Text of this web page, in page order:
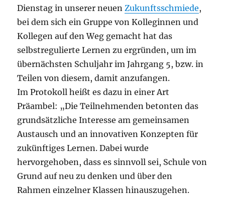
Dienstag in unserer neuen Zukunftsschmiede,
bei dem sich ein Gruppe von Kolleginnen und
Kollegen auf den Weg gemacht hat das
selbstregulierte Lernen zu ergründen, um im
übernächsten Schuljahr im Jahrgang 5, bzw. in
Teilen von diesem, damit anzufangen.
Im Protokoll heißt es dazu in einer Art
Präambel: „Die Teilnehmenden betonten das
grundsätzliche Interesse am gemeinsamen
Austausch und an innovativen Konzepten für
zukünftiges Lernen. Dabei wurde
hervorgehoben, dass es sinnvoll sei, Schule von
Grund auf neu zu denken und über den
Rahmen einzelner Klassen hinauszugehen.